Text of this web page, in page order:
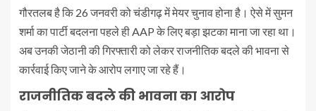
गौरतलब है कि 26 जनवरी को चंडीगढ़ में मेयर चुनाव होना है। ऐसे में सुमन
शर्मा का पार्टी बदलना पहले ही AAP के लिए बड़ा झटका माना जा रहा था।
अब उनकी जेठानी की गिरफ्तारी को लेकर राजनीतिक बदले की भावना से
कार्रवाई किए जाने के आरोप लगाए जा रहे हैं।
राजनीतिक बदले की भावना का आरोप